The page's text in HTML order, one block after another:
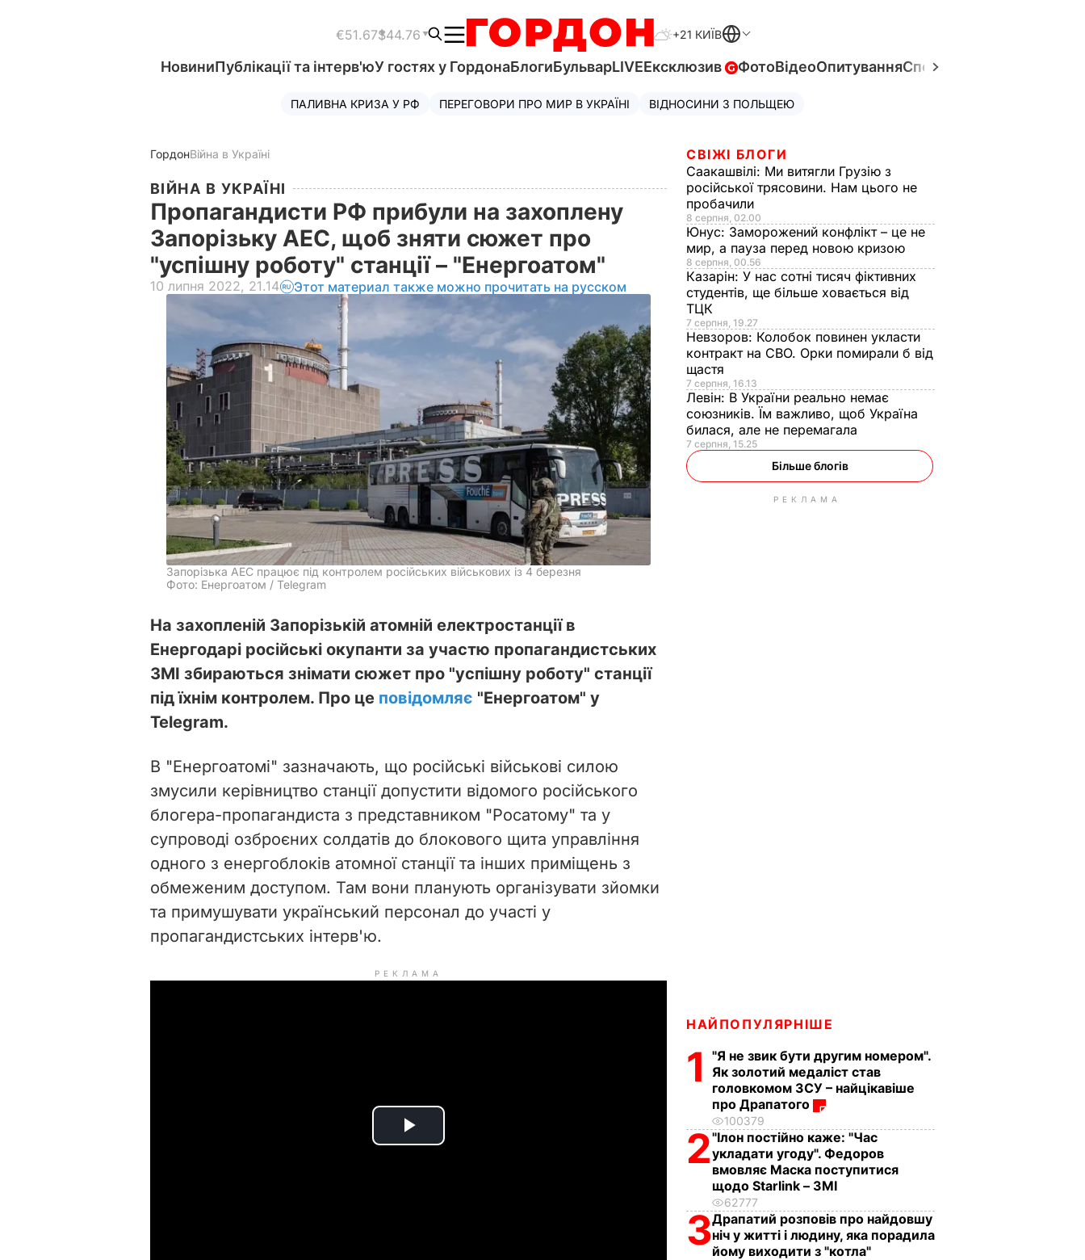
€51.67$44.76 +21 КИЇВ
НовиниПублікації та інтерв'юУ гостях у ГордонаБлогиБульварLIVEЕксклюзив ФотоВідеоОпитуванняСпецпроєкти
ПАЛИВНА КРИЗА У РФ ПЕРЕГОВОРИ ПРО МИР В УКРАЇНІ ВІДНОСИНИ З ПОЛЬЩЕЮ
ГордонВійна в Україні
ВІЙНА В УКРАЇНІ
Пропагандисти РФ прибули на захоплену
Запорізьку АЕС, щоб зняти сюжет про
"успішну роботу" станції – "Енергоатом"
10 липня 2022, 21.14 Этот материал также можно прочитать на русском
Запорізька АЕС працює під контролем російських військових із 4 березня
Фото: Енергоатом / Telegram
На захопленій Запорізькій атомній електростанції в
Енергодарі російські окупанти за участю пропагандистських
ЗМІ збираються знімати сюжет про "успішну роботу" станції
під їхнім контролем. Про це повідомляє "Енергоатом" у
Telegram.
В "Енергоатомі" зазначають, що російські військові силою
змусили керівництво станції допустити відомого російського
блогера-пропагандиста з представником "Росатому" та у
супроводі озброєних солдатів до блокового щита управління
одного з енергоблоків атомної станції та інших приміщень з
обмеженим доступом. Там вони планують організувати зйомки
та примушувати український персонал до участі у
пропагандистських інтерв'ю.
РЕКЛАМА
P
СВІЖІ БЛОГИ
Саакашвілі: Ми витягли Грузію з
російської трясовини. Нам цього не
пробачили
8 серпня, 02.00
Юнус: Заморожений конфлікт – це не
мир, а пауза перед новою кризою
8 серпня, 00.56
Казарін: У нас сотні тисяч фіктивних
студентів, ще більше ховається від
ТЦК
7 серпня, 19.27
Невзоров: Колобок повинен укласти
контракт на СВО. Орки помирали б від
щастя
7 серпня, 16.13
Левін: В України реально немає
союзників. Їм важливо, щоб Україна
билася, але не перемагала
7 серпня, 15.25
Більше блогів
РЕКЛАМА
НАЙПОПУЛЯРНІШЕ
1
"Я не звик бути другим номером".
Як золотий медаліст став
головкомом ЗСУ – найцікавіше
про Драпатого
100379
2"Ілон постійно каже: "Час
укладати угоду". Федоров
вмовляє Маска поступитися
щодо Starlink – ЗМІ
62777
3Драпатий розповів про найдовшу
ніч у житті і людину, яка порадила
йому виходити з "котла"